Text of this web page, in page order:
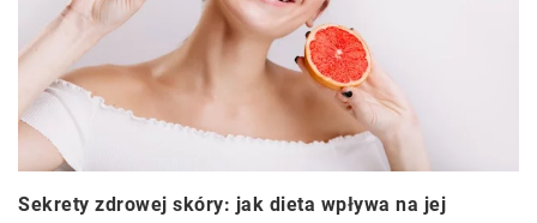
Sekrety zdrowej skóry: jak dieta wpływa na jej